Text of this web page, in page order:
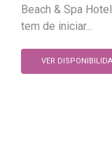
Beach & Spa
tem de iniciar...
VER